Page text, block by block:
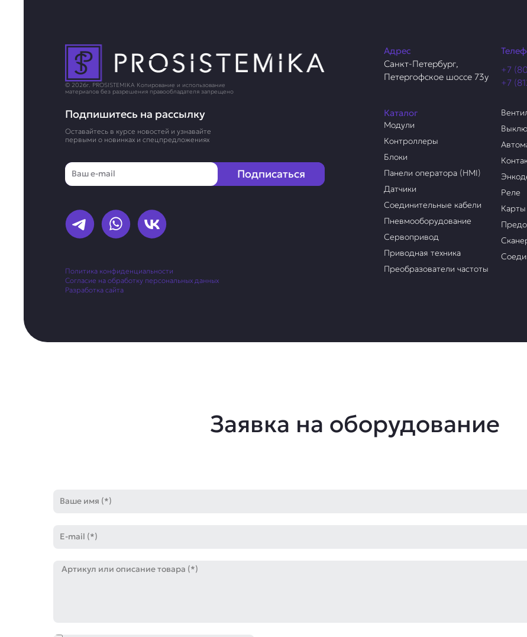
© 2026г. PROSISTEMIKA Копирование и использование
материалов без разрешения правообладателя запрещено
Адрес
Санкт-Петербург,
Петергофское шоссе 73у
+7
+7
Подпишитесь на рассылку
Оставайтесь в курсе новостей и узнавайте
первыми о новинках и спецпредложениях
Email
Подписаться
Политика конфиденциальности
Согласие на обработку персональных данных
Разработка сайта
Каталог
Модули
Контроллеры
Блоки
Панели оператора (HMI)
Датчики
Соединительные кабели
Пневмооборудование
Сервопривод
Приводная техника
Преобразователи частоты
Реле
Заявка на оборудование
mail
Артикул